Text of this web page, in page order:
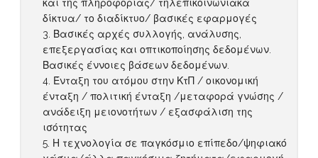
και της πληροφορίας/ τηλεπικοινωνιακά
δίκτυα/ το διαδίκτυο/ βασικές εφαρμογές
Βασικές αρχές συλλογής, ανάλυσης,
επεξεργασίας και οπτικοποίησης δεδομένων.
Βασικές έννοιες βάσεων δεδομένων.
Ένταξη του ατόμου στην ΚτΠ / οικονομική
ένταξη / πολιτική ένταξη /μεταφορά γνώσης /
ανάδειξη μειονοτήτων / εξασφάλιση της
ισότητας
Η τεχνολογία σε παγκόσμιο επίπεδο/ψηφιακό